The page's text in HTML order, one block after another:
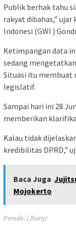
Publik berhak tahu
rakyat dibahas,”
Indonesi (GWI )
Ketimpangan data
sedang
Situasi itu membuat
legislatif.
Sampai hari ini 28
memberikan
Kalau tidak
kredibilitas DPRD,”
Baca Juga
Mojokerto
Penulis: (Jhony)